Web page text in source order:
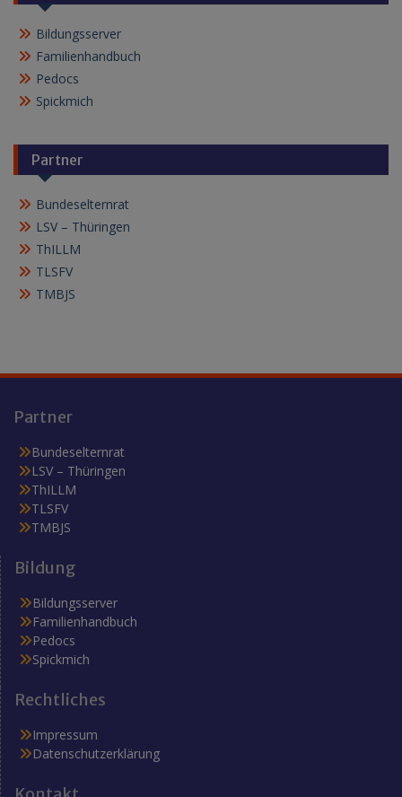
Bildungsserver
Familienhandbuch
Pedocs
Spickmich
Partner
Bundeselternrat
LSV – Thüringen
ThILLM
TLSFV
TMBJS
Partner
Bundeselternrat
LSV – Thüringen
ThILLM
TLSFV
TMBJS
Bildung
Bildungsserver
Familienhandbuch
Pedocs
Spickmich
Rechtliches
Impressum
Datenschutzerklärung